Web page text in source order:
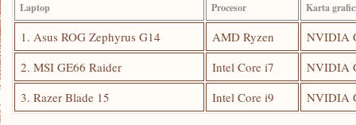
Laptop Procesor Karta
1. Asus ROG​ Zephyrus G14 AMD Ryzen
NVIDIA
2. MSI GE66 Raider
Intel ‌Core⁣ i7
NVIDIA​
3. Razer Blade 15
Intel Core i9 NVIDIA